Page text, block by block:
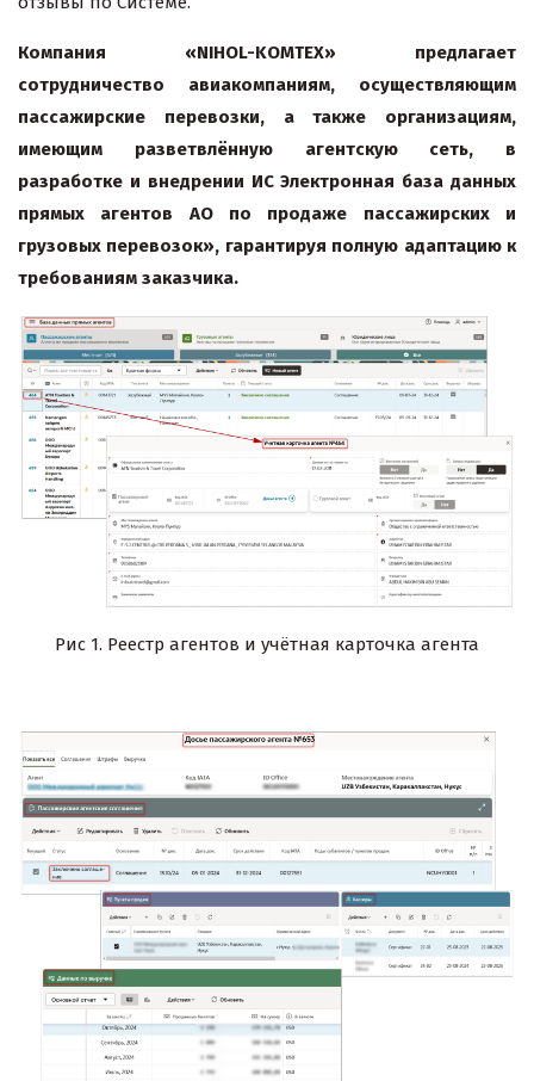
Компания «NIHOL-KOMTEX» предлагает
сотрудничество авиакомпаниям, осуществляющим
пассажирские перевозки, а также организациям,
имеющим разветвлённую агентскую сеть, в
разработке и внедрении ИС Электронная база данных
прямых агентов АО по продаже пассажирских и
грузовых перевозок», гарантируя полную адаптацию к
требованиям заказчика.
Рис 1. Реестр агентов и учётная карточка агента